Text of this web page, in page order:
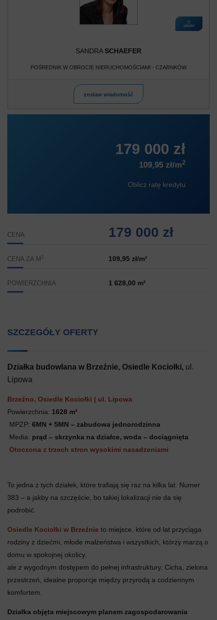
0
OFERT
SANDRA SCHAEFER
POŚREDNIK W OBROCIE NIERUCHOMOŚCIAMI - CZARNKÓW
zostaw wiadomość
179 000 zł
109,95 zł/m2
Oblicz ratę kredytu
CENA 179 000 zł
CENA ZA M 2 109,95 zł/m²
POWIERZCHNIA 1 628,00 m²
SZCZEGÓŁY OFERTY
Działka budowlana w Brzeźnie, Osiedle Kociołki, ul.
Lipowa
Brzeźno, Osiedle Kociołki | ul. Lipowa
Powierzchnia: 1628 m²
MPZP: 6MN + 5MN – zabudowa jednorodzinna
Media: prąd – skrzynka na działce, woda – dociągnięta
Otoczona z trzech stron wysokimi nasadzeniami
To jedna z tych działek, które trafiają się raz na kilka lat. Numer
383 – a jakby na szczęście, bo takiej lokalizacji nie da się
podrobić.
Osiedle Kociołki w Brzeźnie to miejsce, które od lat przyciąga
rodziny z dziećmi, młode małżeństwa i wszystkich, którzy marzą o
domu w spokojnej okolicy,
ale z wygodnym dostępem do pełnej infrastruktury. Cicha, zielona
przestrzeń, idealne proporcje między przyrodą a codziennym
komfortem.
Działka objęta miejscowym planem zagospodarowania